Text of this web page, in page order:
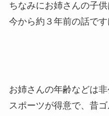
ちなみにお姉さんの子
今から約３年前の話です
お姉さんの年齢などは非
スポーツが得意で、昔